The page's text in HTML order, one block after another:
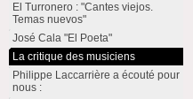
El Turronero : "Cantes viejos.
Temas nuevos"
José Cala "El Poeta"
La critique des musiciens
Philippe Laccarrière a écouté pour
nous :